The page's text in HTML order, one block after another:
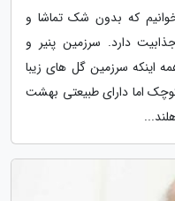
که بدون شک تماشا و
دارد. سرزمین پنیر و
اینکه سرزمین گل های زیبا
اما دارای طبیعتی بهشت